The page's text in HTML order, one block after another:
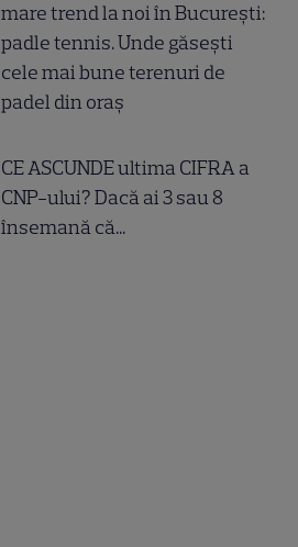
mare trend la noi în București:
padle tennis. Unde găsești
cele mai bune terenuri de
padel din oraș
CE ASCUNDE ultima CIFRA a
CNP-ului? Dacă ai 3 sau 8
însemană că...